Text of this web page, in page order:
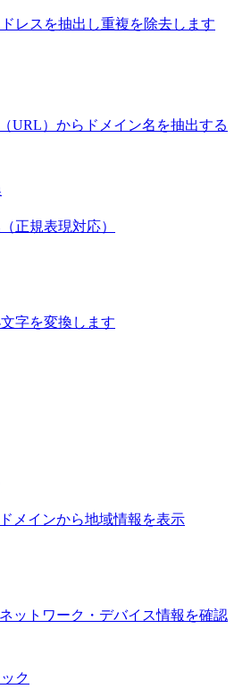
レスを抽出し重複を除去します
URL）からドメイン名を抽出する
正規表現対応）
字を変換します
メインから地域情報を表示
ットワーク・デバイス情報を確認
ク